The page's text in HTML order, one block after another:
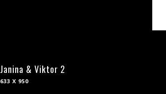
Janina & Viktor 2
633 X 950